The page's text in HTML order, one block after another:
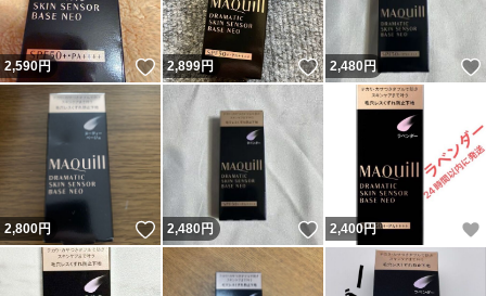
2,590円 いいね！
2,899円 いいね！
2,480円
2,800円 いいね！
2,480円 いいね！
2,400円